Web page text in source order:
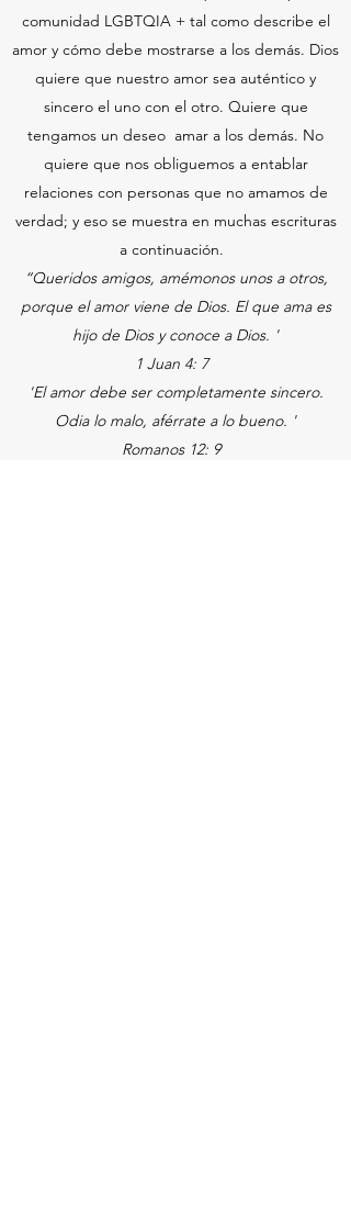
comunidad LGBTQIA + tal como describe el
amor y cómo debe mostrarse a los demás. Dios
quiere que nuestro amor sea auténtico y
sincero el uno con el otro. Quiere que
tengamos un deseo amar a los demás. No
quiere que nos obliguemos a entablar
relaciones con personas que no amamos de
verdad; y eso se muestra en muchas escrituras
a continuación.
“Queridos amigos, amémonos unos a otros,
porque el amor viene de Dios. El que ama es
hijo de Dios y conoce a Dios. '
1 Juan 4: 7
'El amor debe ser completamente sincero.
Odia lo malo, aférrate a lo bueno. '
Romanos 12: 9